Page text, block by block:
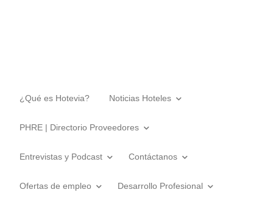
¿Qué es Hotevia? Noticias Hoteles
PHRE | Directorio Proveedores
Entrevistas y Podcast Contáctanos
Ofertas de empleo Desarrollo Profesional